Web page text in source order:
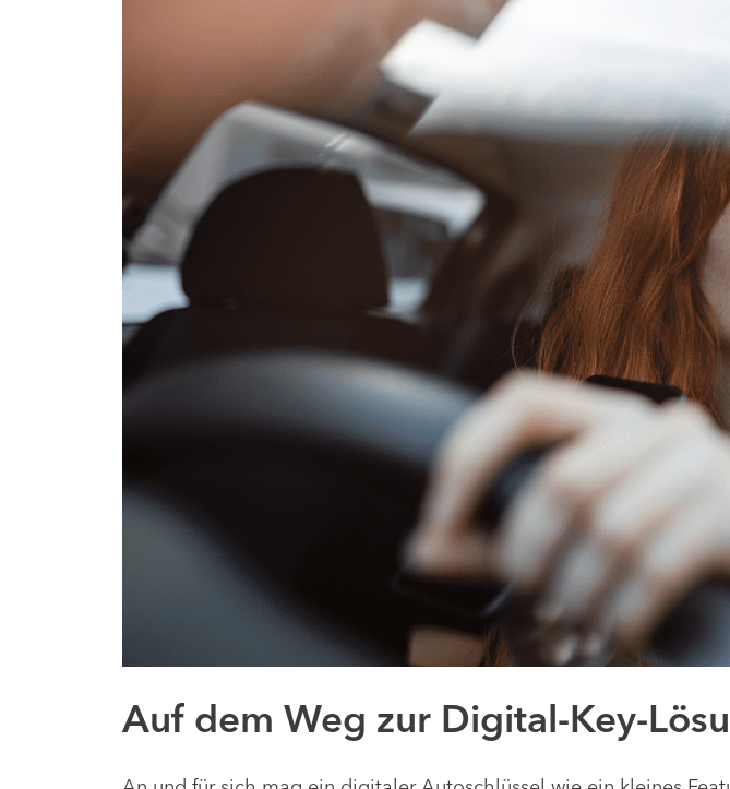
Auf dem Weg zur Digital-Key-